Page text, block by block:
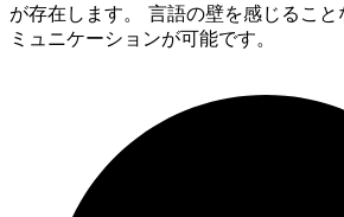
が存在します。 言語の壁を感じること
ミュニケーションが可能です。